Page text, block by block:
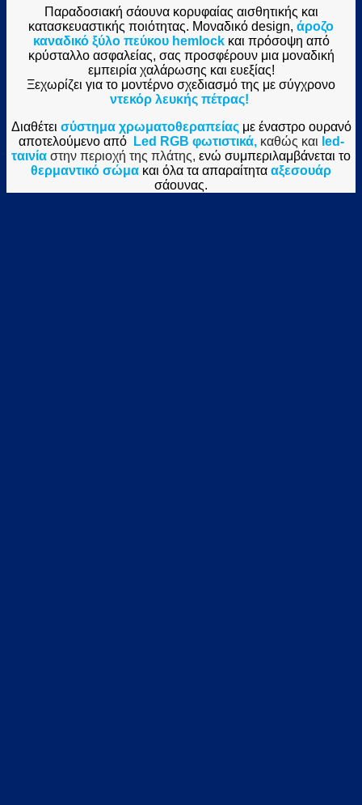
Παραδοσιακή σάουνα κορυφαίας αισθητικής και
κατασκευαστικής ποιότητας. Μοναδικό design, άροζο
καναδικό ξύλο πεύκου hemlockκαι πρόσοψη από
κρύσταλλο ασφαλείας, σας προσφέρουν μια μοναδική
εμπειρία χαλάρωσης και ευεξίας!
Ξεχωρίζει για το μοντέρνο σχεδιασμό της με σύγχρονο
ντεκόρ λευκής πέτρας!
Διαθέτει σύστημα χρωματοθεραπείας με έναστρο ουρανό
αποτελούμενο από
Led RGB φωτιστικά,καθώς και ed-
ταινία στην περιοχή της πλάτης, ενώ συμπεριλαμβάνεται το
θερμαντικό σώμα και όλα τα απαραίτητα αξεσουάρ
σάουνας.